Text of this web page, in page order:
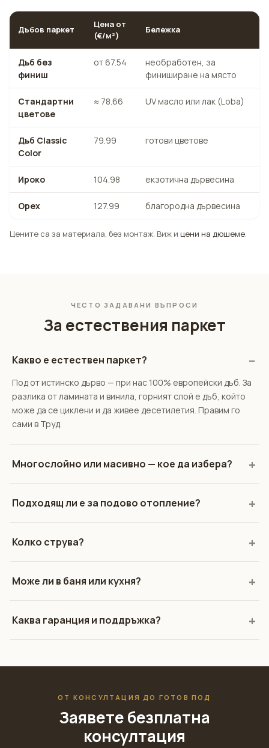
Дъбов паркет
Цена от
(€/м²)
Бележка
Дъб без
финиш
от 67.54
необработен, за
финиширане на място
Стандартни
цветове
≈ 78.66 UV масло или лак (Loba)
Дъб Classic
Color
79.99 готови цветове
Ироко 104.98 екзотична дървесина
Орех 127.99 благородна дървесина
Цените са за материала, без монтаж. Виж и цени на дюшеме.
ЧЕСТО ЗАДАВАНИ ВЪПРОСИ
За естествения паркет
Какво е естествен паркет?
Под от истинско дърво — при нас 100% европейски дъб. За
разлика от ламината и винила, горният слой е дъб, който
може да се циклени и да живее десетилетия. Правим го
сами в Труд.
Многослойно или масивно — кое да избера?
Подходящ ли е за подово отопление?
Колко струва?
Може ли в баня или кухня?
Каква гаранция и поддръжка?
ОТ КОНСУЛТАЦИЯ ДО ГОТОВ ПОД
Заявете безплатна
консултация